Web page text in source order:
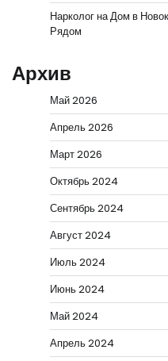
Нарколог на Дом в
Рядом
Архив
Май 2026
Апрель 2026
Март 2026
Октябрь 2024
Сентябрь 2024
Август 2024
Июль 2024
Июнь 2024
Май 2024
Апрель 2024